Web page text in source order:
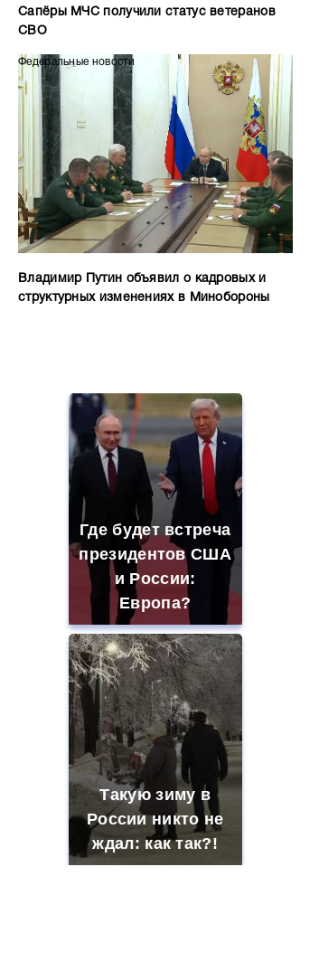
Сапёры МЧС получили статус ветеранов
СВО
Федеральные новости
Владимир Путин объявил о кадровых и
структурных изменениях в Минобороны
Где будет встреча
президентов США
и России:
Европа?
Такую зиму в
России никто не
ждал: как так?!